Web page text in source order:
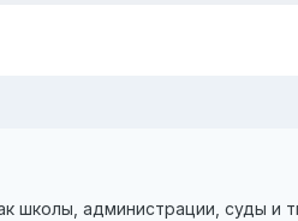
школы, администрации, суды и